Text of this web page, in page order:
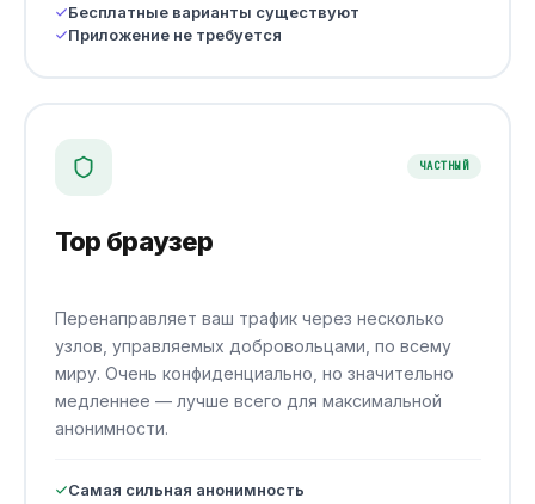
Бесплатные варианты существуют
Приложение не требуется
ЧАСТНЫЙ
Тор браузер
Перенаправляет ваш трафик через несколько
узлов, управляемых добровольцами, по всему
миру. Очень конфиденциально, но значительно
медленнее — лучше всего для максимальной
анонимности.
Самая сильная анонимность